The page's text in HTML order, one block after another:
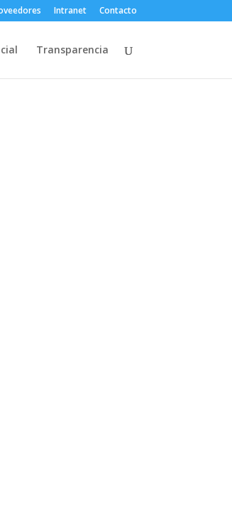
Intranet Contacto
Transparencia